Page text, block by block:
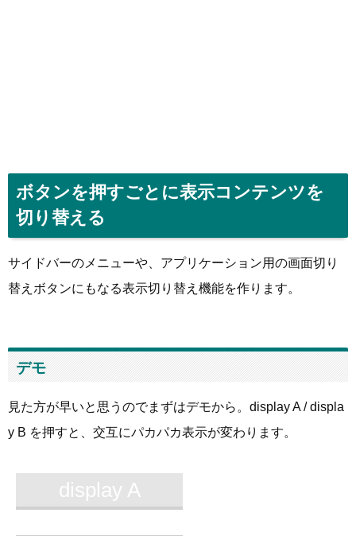
ボタンを押すごとに表示コンテンツを
切り替える
サイドバーのメニューや、アプリケーション用の画面切り
替えボタンにもなる表示切り替え機能を作ります。
デモ
見た方が早いと思うのでまずはデモから。display A / displa
y B を押すと、交互にパカパカ表示が変わります。
display A